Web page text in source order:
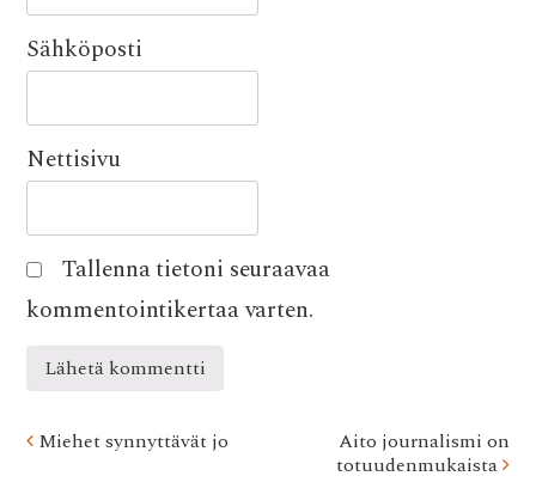
Sähköposti
Nettisivu
Tallenna tietoni seuraavaa
kommentointikertaa varten.
Post
Miehet synnyttävät jo
Aito journalismi on
totuudenmukaista